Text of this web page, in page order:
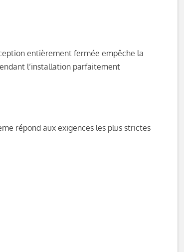
entièrement fermée empêche la
l’installation parfaitement
répond aux exigences les plus strictes